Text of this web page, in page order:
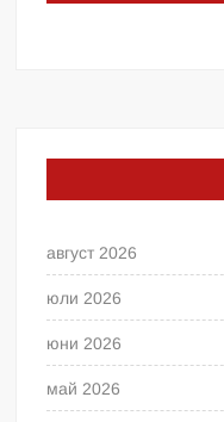
август 2026
юли 2026
юни 2026
май 2026